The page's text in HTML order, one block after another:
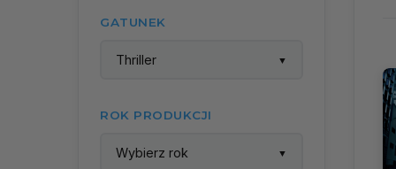
GATUNEK
Thriller ▼
ROK PRODUKCJI
Wybierz rok ▼